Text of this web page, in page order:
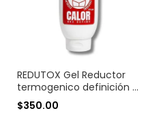
REDUTOX Gel Reductor
termogenico definición y
firmeza
$350.00